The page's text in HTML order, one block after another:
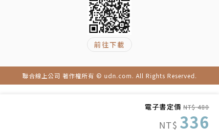
電子書定價 NT$ 480
NT$ 336
當你必須提出批評式回饋，卻又怕打擊士氣，此時可以
詢問人們對自身表現的滿意度，再提出你的建議，這能
將批評變成對你與下屬皆具生產力的反思。
前微軟人力資源資深總監，直接向比爾．蓋茲和史蒂
前往下載
聯合線上公司 著作權所有 © udn.com. All Rights Reserved.